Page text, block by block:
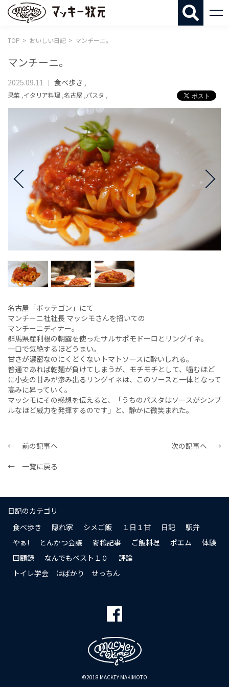
TOP おいしい日記 マンチーニ。
マンチーニ。
2025.09.11 食べ歩き ,
果菜 ,イタリア料理 ,名古屋 ,パスタ ,
名古屋「ボッテゴン」にて
マンチーニ社社長 マッシモさんを招いての
マンチーニディナー。
群馬県産利根の朝露を使ったサルサポモドーロとリングイネ。
一口で気絶するほどうまい。
甘さが濃密なのにくどくないトマトソースに酔いしれる。
普通であれば乾麺が負けてしまうが、モチモチとして、噛むほど
に小麦の甘みが滲み出るリングイネは、このソースと一体となって
高みに昇っていく。
マッシモにその感想を伝えると、「うちのパスタはソースがシンプ
ルなほど威力を発揮するのです」と、静かに微笑まれた。
← 前の記事へ
次の記事へ →
← 一覧に戻る
日記のカテゴリ
食べ歩き
隠れ家 シメご飯 １日１甘 日記
駅弁
やぁ!
とんかつ会議 寄稿記事 ご飯料理 ポエム
体験
回顧録
なんでもベスト１０
評論
トイレ学会 はばかり せっちん
©2018 MACKEY MAKIMOTO